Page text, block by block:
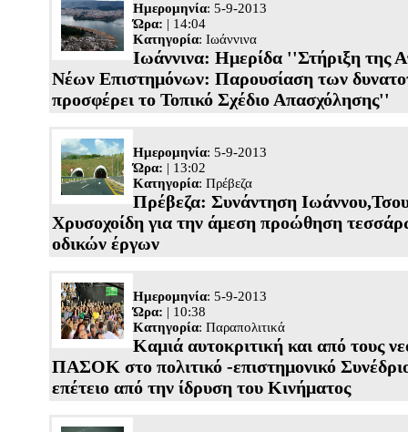
Ημερομηνία: 5-9-2013
Ώρα: | 14:04
Κατηγορία: Ιωάννινα
Ιωάννινα: Ημερίδα ''Στήριξη της
Νέων Επιστημόνων: Παρουσίαση των
προσφέρει το Τοπικό Σχέδιο Απασχόλησης''
Ημερομηνία: 5-9-2013
Ώρα: | 13:02
Κατηγορία: Πρέβεζα
Πρέβεζα: Συνάντηση
Χρυσοχοίδη για την άμεση προώθηση
οδικών έργων
Ημερομηνία: 5-9-2013
Ώρα: | 10:38
Κατηγορία: Παραπολιτικά
Καμιά αυτοκριτική και από τους
ΠΑΣΟΚ στο πολιτικό -επιστημονικό
επέτειο από την ίδρυση του Κινήματος